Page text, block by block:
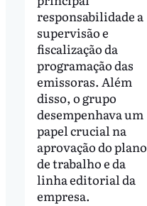
responsabilidade a
supervisão e
fiscalização da
programação das
emissoras. Além
disso, o grupo
desempenhava um
papel crucial na
aprovação do plano
de trabalho e da
linha editorial da
empresa.